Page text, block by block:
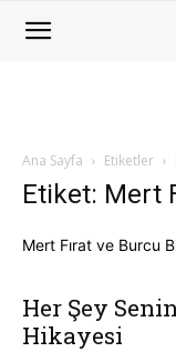
Ana Sayfa Etiketler
Etiket: Mert
Mert Fırat ve Burcu
Her Şey
Hikayesi